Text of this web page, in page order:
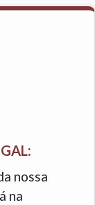
nossa
na